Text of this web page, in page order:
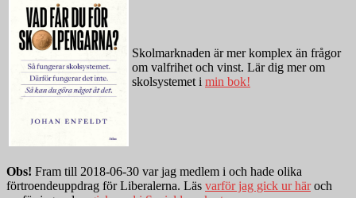
Skolmarknaden är mer komplex än frågor
om valfrihet och vinst. Lär dig mer om
skolsystemet i min bok!
Obs! Fram till 2018-06-30 var jag medlem i och hade olika
förtroendeuppdrag för Liberalerna. Läs varför jag gick ur häroch